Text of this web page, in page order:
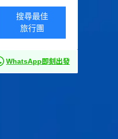
搜尋最佳
旅行團
WhatsApp即刻出發